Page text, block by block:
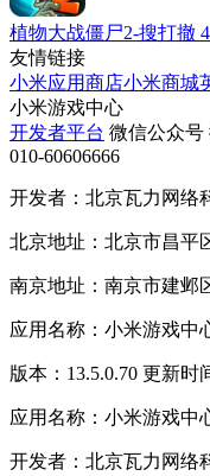
植物大战僵尸2-搜打撤
友情链接
小米应用商店小米商城
小米游戏中心
开发者平台 微信公众号
010-60606666
开发者：北京瓦力网络
北京地址：北京市昌平
南京地址：南京市建邺
应用名称：小米游戏中
版本：13.5.0.70 更新时
应用名称：小米游戏中
开发者：北京瓦力网络